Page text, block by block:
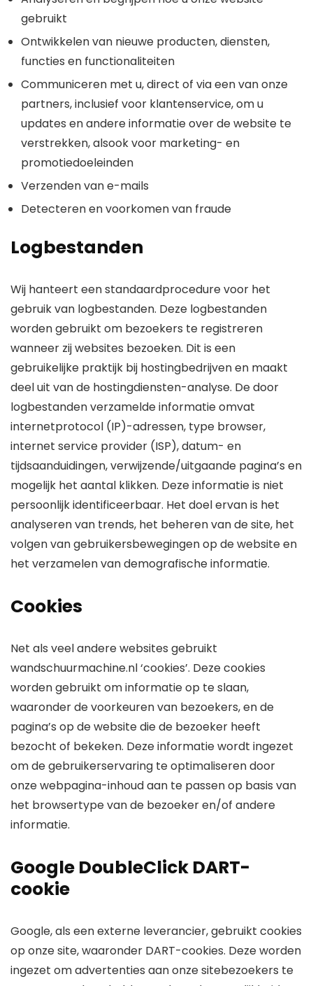
gebruikt
Ontwikkelen van nieuwe producten, diensten,
functies en functionaliteiten
Communiceren met u, direct of via een van onze
partners, inclusief voor klantenservice, om u
updates en andere informatie over de website te
verstrekken, alsook voor marketing- en
promotiedoeleinden
Verzenden van e-mails
Detecteren en voorkomen van fraude
Logbestanden
Wij hanteert een standaardprocedure voor het
gebruik van logbestanden. Deze logbestanden
worden gebruikt om bezoekers te registreren
wanneer zij websites bezoeken. Dit is een
gebruikelijke praktijk bij hostingbedrijven en maakt
deel uit van de hostingdiensten-analyse. De door
logbestanden verzamelde informatie omvat
internetprotocol (IP)-adressen, type browser,
internet service provider (ISP), datum- en
tijdsaanduidingen, verwijzende/uitgaande pagina’s en
mogelijk het aantal klikken. Deze informatie is niet
persoonlijk identificeerbaar. Het doel ervan is het
analyseren van trends, het beheren van de site, het
volgen van gebruikersbewegingen op de website en
het verzamelen van demografische informatie.
Cookies
Net als veel andere websites gebruikt
wandschuurmachine.nl ‘cookies’. Deze cookies
worden gebruikt om informatie op te slaan,
waaronder de voorkeuren van bezoekers, en de
pagina’s op de website die de bezoeker heeft
bezocht of bekeken. Deze informatie wordt ingezet
om de gebruikerservaring te optimaliseren door
onze webpagina-inhoud aan te passen op basis van
het browsertype van de bezoeker en/of andere
informatie.
Google DoubleClick DART-
cookie
Google, als een externe leverancier, gebruikt cookies
op onze site, waaronder DART-cookies. Deze worden
ingezet om advertenties aan onze sitebezoekers te